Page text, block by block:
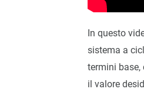
In questo
sistema a
termini
il valore